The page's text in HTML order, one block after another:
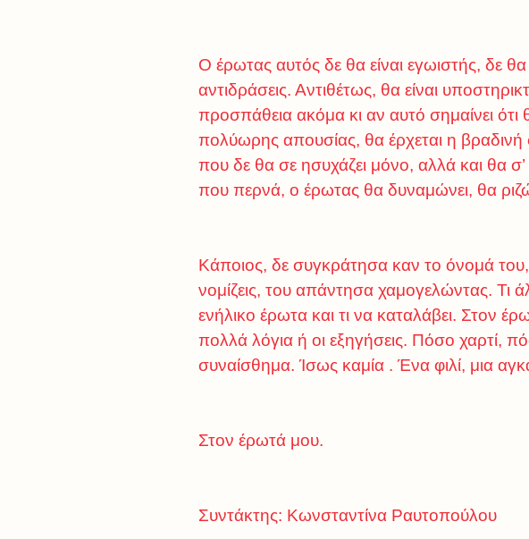
Ο έρωτας αυτός δε θα είναι εγωιστής, δε
αντιδράσεις. Αντιθέτως, θα είναι
προσπάθεια ακόμα κι αν αυτό σημαίνει
πολύωρης απουσίας, θα έρχεται η βραδινή
που δε θα σε ησυχάζει μόνο, αλλά και θα
που περνά, ο έρωτας θα δυναμώνει, θα
Κάποιος, δε συγκράτησα καν το όνομά του,
νομίζεις, του απάντησα χαμογελώντας. Τι
ενήλικο έρωτα και τι να καταλάβει. Στον
πολλά λόγια ή οι εξηγήσεις. Πόσο χαρτί,
συναίσθημα. Ίσως καμία . Ένα φιλί, μια
Στον έρωτά μου.
Συντάκτης: Κωνσταντίνα Ραυτοπούλου